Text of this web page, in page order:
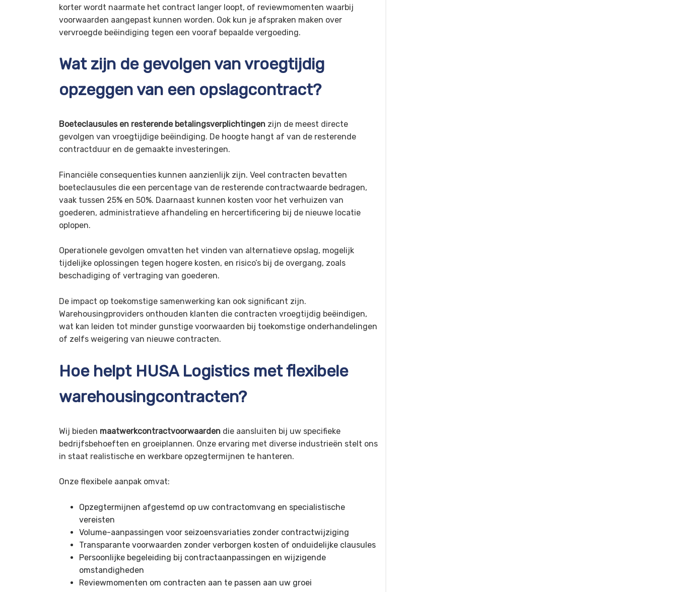
korter wordt naarmate het contract langer loopt, of reviewmomenten waarbij
voorwaarden aangepast kunnen worden. Ook kun je afspraken maken over
vervroegde beëindiging tegen een vooraf bepaalde vergoeding.
Wat zijn de gevolgen van vroegtijdig
opzeggen van een opslagcontract?
Boeteclausules en resterende betalingsverplichtingen zijn de meest directe
gevolgen van vroegtijdige beëindiging. De hoogte hangt af van de resterende
contractduur en de gemaakte investeringen.
Financiële consequenties kunnen aanzienlijk zijn. Veel contracten bevatten
boeteclausules die een percentage van de resterende contractwaarde bedragen,
vaak tussen 25% en 50%. Daarnaast kunnen kosten voor het verhuizen van
goederen, administratieve afhandeling en hercertificering bij de nieuwe locatie
oplopen.
Operationele gevolgen omvatten het vinden van alternatieve opslag, mogelijk
tijdelijke oplossingen tegen hogere kosten, en risico’s bij de overgang, zoals
beschadiging of vertraging van goederen.
De impact op toekomstige samenwerking kan ook significant zijn.
Warehousingproviders onthouden klanten die contracten vroegtijdig beëindigen,
wat kan leiden tot minder gunstige voorwaarden bij toekomstige onderhandelingen
of zelfs weigering van nieuwe contracten.
Hoe helpt HUSA Logistics met flexibele
warehousingcontracten?
Wij bieden maatwerkcontractvoorwaarden die aansluiten bij uw specifieke
bedrijfsbehoeften en groeiplannen. Onze ervaring met diverse industrieën stelt ons
in staat realistische en werkbare opzegtermijnen te hanteren.
Onze flexibele aanpak omvat:
Opzegtermijnen afgestemd op uw contractomvang en specialistische
vereisten
Volume-aanpassingen voor seizoensvariaties zonder contractwijziging
Transparante voorwaarden zonder verborgen kosten of onduidelijke clausules
Persoonlijke begeleiding bij contractaanpassingen en wijzigende
omstandigheden
Reviewmomenten om contracten aan te passen aan uw groei